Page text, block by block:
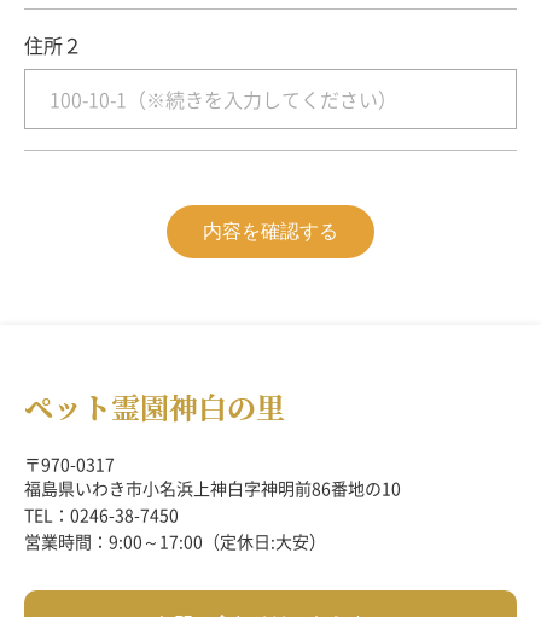
住所２
内容を確認する
〒970-0317
福島県いわき市小名浜上神白字神明前86番地の10
TEL：0246-38-7450
営業時間：9:00～17:00（定休日:大安）